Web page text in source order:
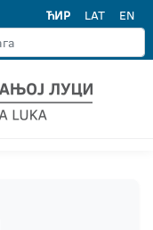
ЋИР LAT EN